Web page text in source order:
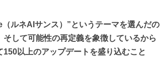
ルネAIサンス）”というテーマを選んだの
して可能性の再定義を象徴しているから
以上のアップデートを盛り込むこと